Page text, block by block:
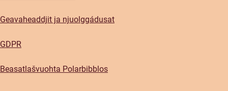
Geavaheaddjit ja njuolggádusat
GDPR
Beasatlašvuohta Polarbibblos